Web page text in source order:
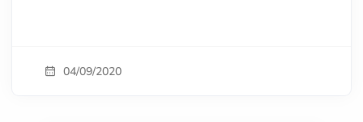
04/09/2020